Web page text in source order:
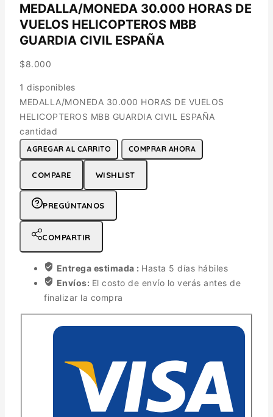
MEDALLA/MONEDA 30.000 HORAS DE
VUELOS HELICOPTEROS MBB
GUARDIA CIVIL ESPAÑA
$8.000
1 disponibles
MEDALLA/MONEDA 30.000 HORAS DE VUELOS
HELICOPTEROS MBB GUARDIA CIVIL ESPAÑA
cantidad
AGREGAR AL CARRITO COMPRAR AHORA
COMPARE WISHLIST
PREGÚNTANOS
COMPARTIR
Entrega estimada : Hasta 5 días hábiles
Envíos: El costo de envío lo verás antes de
finalizar la compra